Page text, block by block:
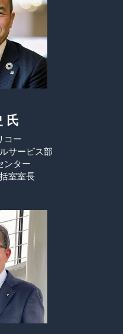
氏
コー
サービス部
ンター
室室長